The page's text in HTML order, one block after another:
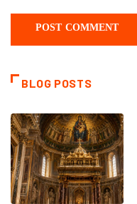
BLOG POSTS